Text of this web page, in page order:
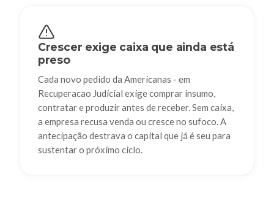
Crescer exige caixa que ainda está
preso
Cada novo pedido da Americanas - em
Recuperacao Judicial exige comprar insumo,
contratar e produzir antes de receber. Sem caixa,
a empresa recusa venda ou cresce no sufoco. A
antecipação destrava o capital que já é seu para
sustentar o próximo ciclo.